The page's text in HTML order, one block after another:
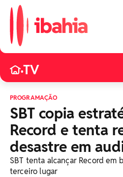
•TV
PROGRAMAÇÃO
SBT copia
Record e tenta
desastre em
SBT tenta alcançar Record em
terceiro lugar